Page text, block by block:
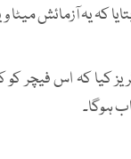
کہ یہ آزمائش
کیا کہ اس فیچر
ہوگا۔